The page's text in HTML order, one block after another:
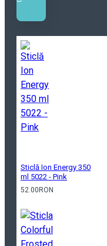
Sticlă Ion Energy 350
ml 5022 - Pink
52.00RON